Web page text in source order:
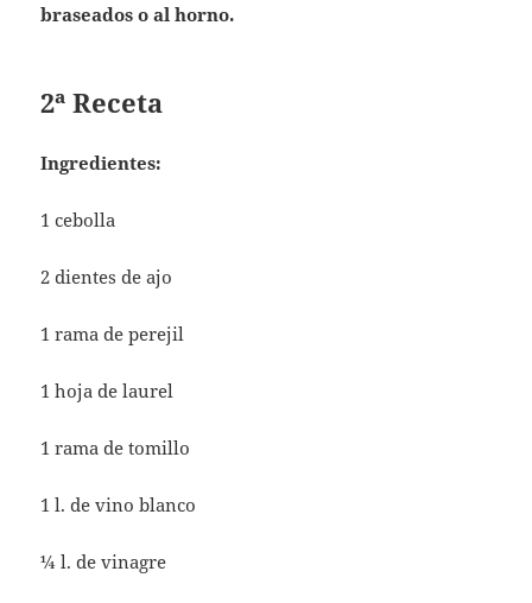
braseados o al horno.
2ª Receta
Ingredientes:
1 cebolla
2 dientes de ajo
1 rama de perejil
1 hoja de laurel
1 rama de tomillo
1 l. de vino blanco
¼ l. de vinagre